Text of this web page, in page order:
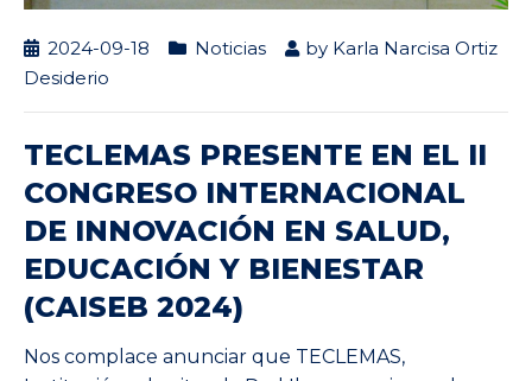
2024-09-18 Noticias by Karla Narcisa Ortiz
Desiderio
TECLEMAS PRESENTE EN EL II
CONGRESO INTERNACIONAL
DE INNOVACIÓN EN SALUD,
EDUCACIÓN Y BIENESTAR
(CAISEB 2024)
Nos complace anunciar que TECLEMAS,